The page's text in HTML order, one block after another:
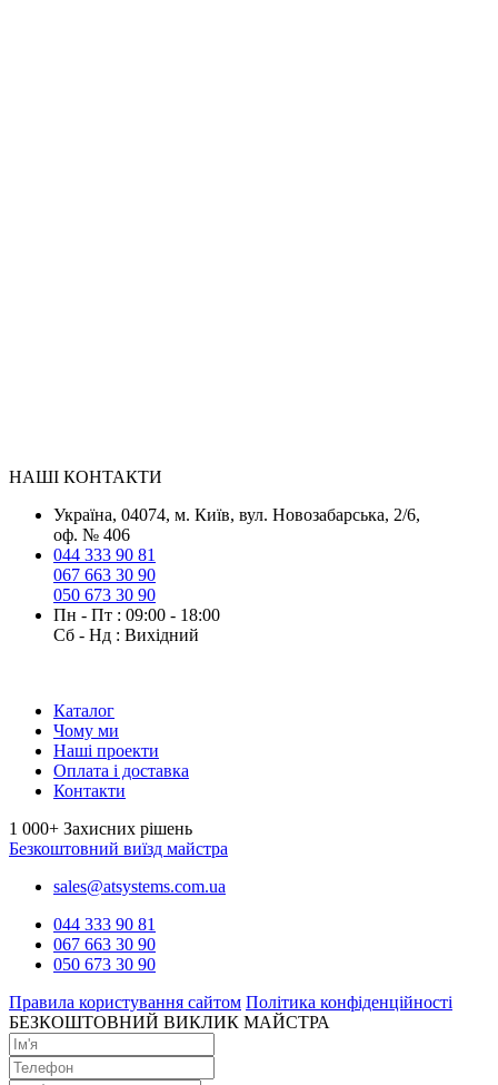
НАШІ КОНТАКТИ
Українa, 04074, м. Київ, вул. Новозабарська, 2/6,
оф. № 406
044 333 90 81
067 663 30 90
050 673 30 90
Пн - Пт : 09:00 - 18:00
Сб - Нд : Вихідний
Каталог
Чому ми
Наші проекти
Оплата і доставка
Контакти
1 000+ Захисних рішень
Безкоштовний виїзд майстра
sales@atsystems.com.ua
044 333 90 81
067 663 30 90
050 673 30 90
Правила користування сайтом Політика конфіденційності
БЕЗКОШТОВНИЙ ВИКЛИК МАЙСТРА